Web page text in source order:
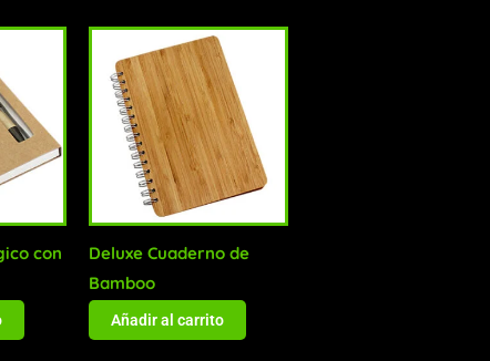
con
Deluxe Cuaderno de
Bamboo
Añadir al carrito